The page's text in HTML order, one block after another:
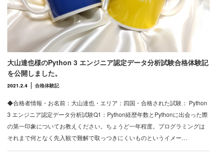
大山達也様のPython 3 エンジニア認定データ分析試験合格体験記
を公開しました。
2021.2.4 合格体験記
◆合格者情報・お名前：大山達也・エリア：四国・合格された試験： Python
3 エンジニア認定データ分析試験Q1：Python経歴年数とPythonに出会った際
の第一印象についてお教えください。ちょうど一年程度。プログラミングは
それまで何となく先入観で難解で取っつきにくいものというイメー…